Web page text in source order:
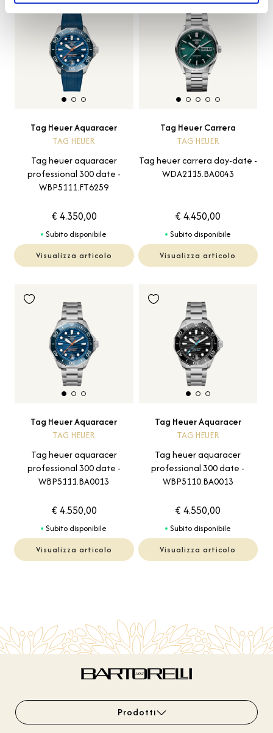
Tag Heuer Aquaracer
TAG HEUER
Tag heuer aquaracer
professional 300 date -
WBP5111.FT6259
€ 4.350,00
Subito disponibile
Visualizza articolo
Novità
Tag Heuer Carrera
TAG HEUER
Tag heuer carrera day-date -
WDA2115.BA0043
€ 4.450,00
Subito disponibile
Visualizza articolo
Tag Heuer Aquaracer
TAG HEUER
Tag heuer aquaracer
professional 300 date -
WBP5111.BA0013
€ 4.550,00
Subito disponibile
Visualizza articolo
Tag Heuer Aquaracer
TAG HEUER
Tag heuer aquaracer
professional 300 date -
WBP5110.BA0013
€ 4.550,00
Subito disponibile
Visualizza articolo
Prodotti